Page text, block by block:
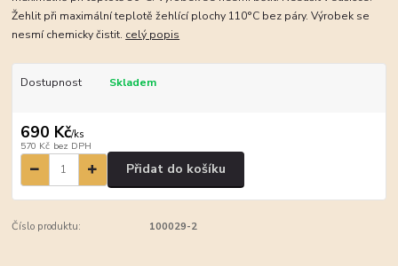
Žehlit při maximální teplotě žehlící plochy 110°C bez páry. Výrobek se
nesmí chemicky čistit. celý popis
Dostupnost Skladem
690 Kč/ks
570 Kč bez DPH
Přidat do košíku
Číslo produktu: 100029-2